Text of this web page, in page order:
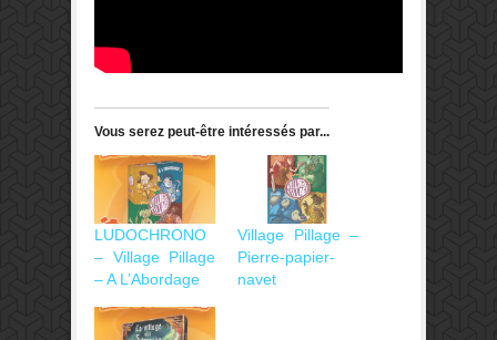
Vous serez peut-être intéressés par...
LUDOCHRONO
– Village Pillage
– A L’Abordage
Village Pillage –
Pierre-papier-
navet